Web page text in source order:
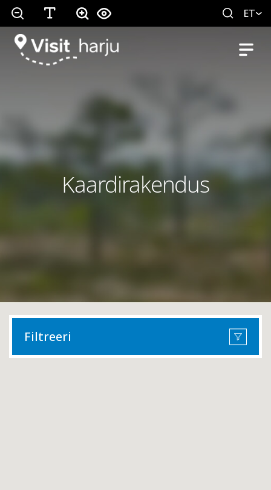
ET
Kaardirakendus
Filtreeri